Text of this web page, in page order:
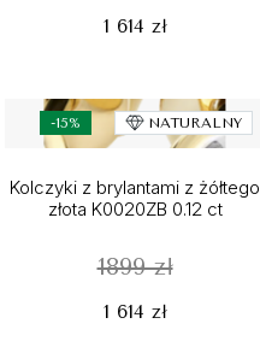
1 614 zł
-15% NATURALNY
Kolczyki z brylantami z żółtego
złota K0020ZB 0.12 ct
1899 zł
1 614 zł